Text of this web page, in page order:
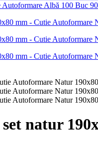
Albă 100 Buc
natur